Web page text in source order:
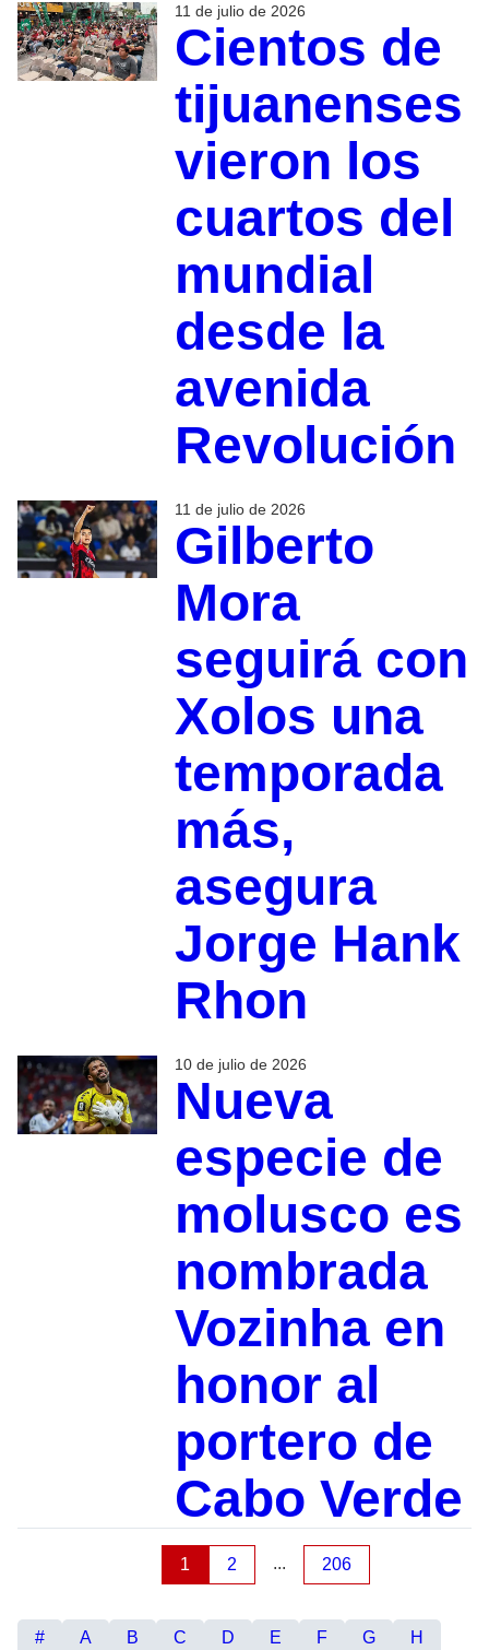
11 de julio de 2026
Cientos de
tijuanenses
vieron los
cuartos del
mundial
desde la
avenida
Revolución
11 de julio de 2026
Gilberto
Mora
seguirá con
Xolos una
temporada
más,
asegura
Jorge Hank
Rhon
10 de julio de 2026
Nueva
especie de
molusco es
nombrada
Vozinha en
honor al
portero de
Cabo Verde
1 2 ... 206
# A B C D E F G
H